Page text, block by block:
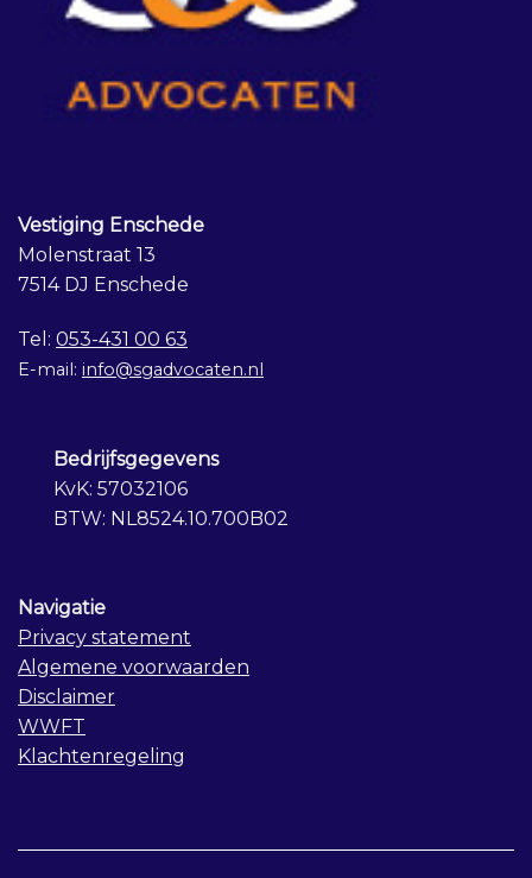
Vestiging Enschede
Molenstraat 13
7514 DJ Enschede
Tel: 053-431 00 63
E-mail: info@sgadvocaten.nl
Bedrijfsgegevens
KvK: 57032106
BTW: NL8524.10.700B02
Navigatie
Privacy statement
Algemene voorwaarden
Disclaimer
WWFT
Klachtenregeling